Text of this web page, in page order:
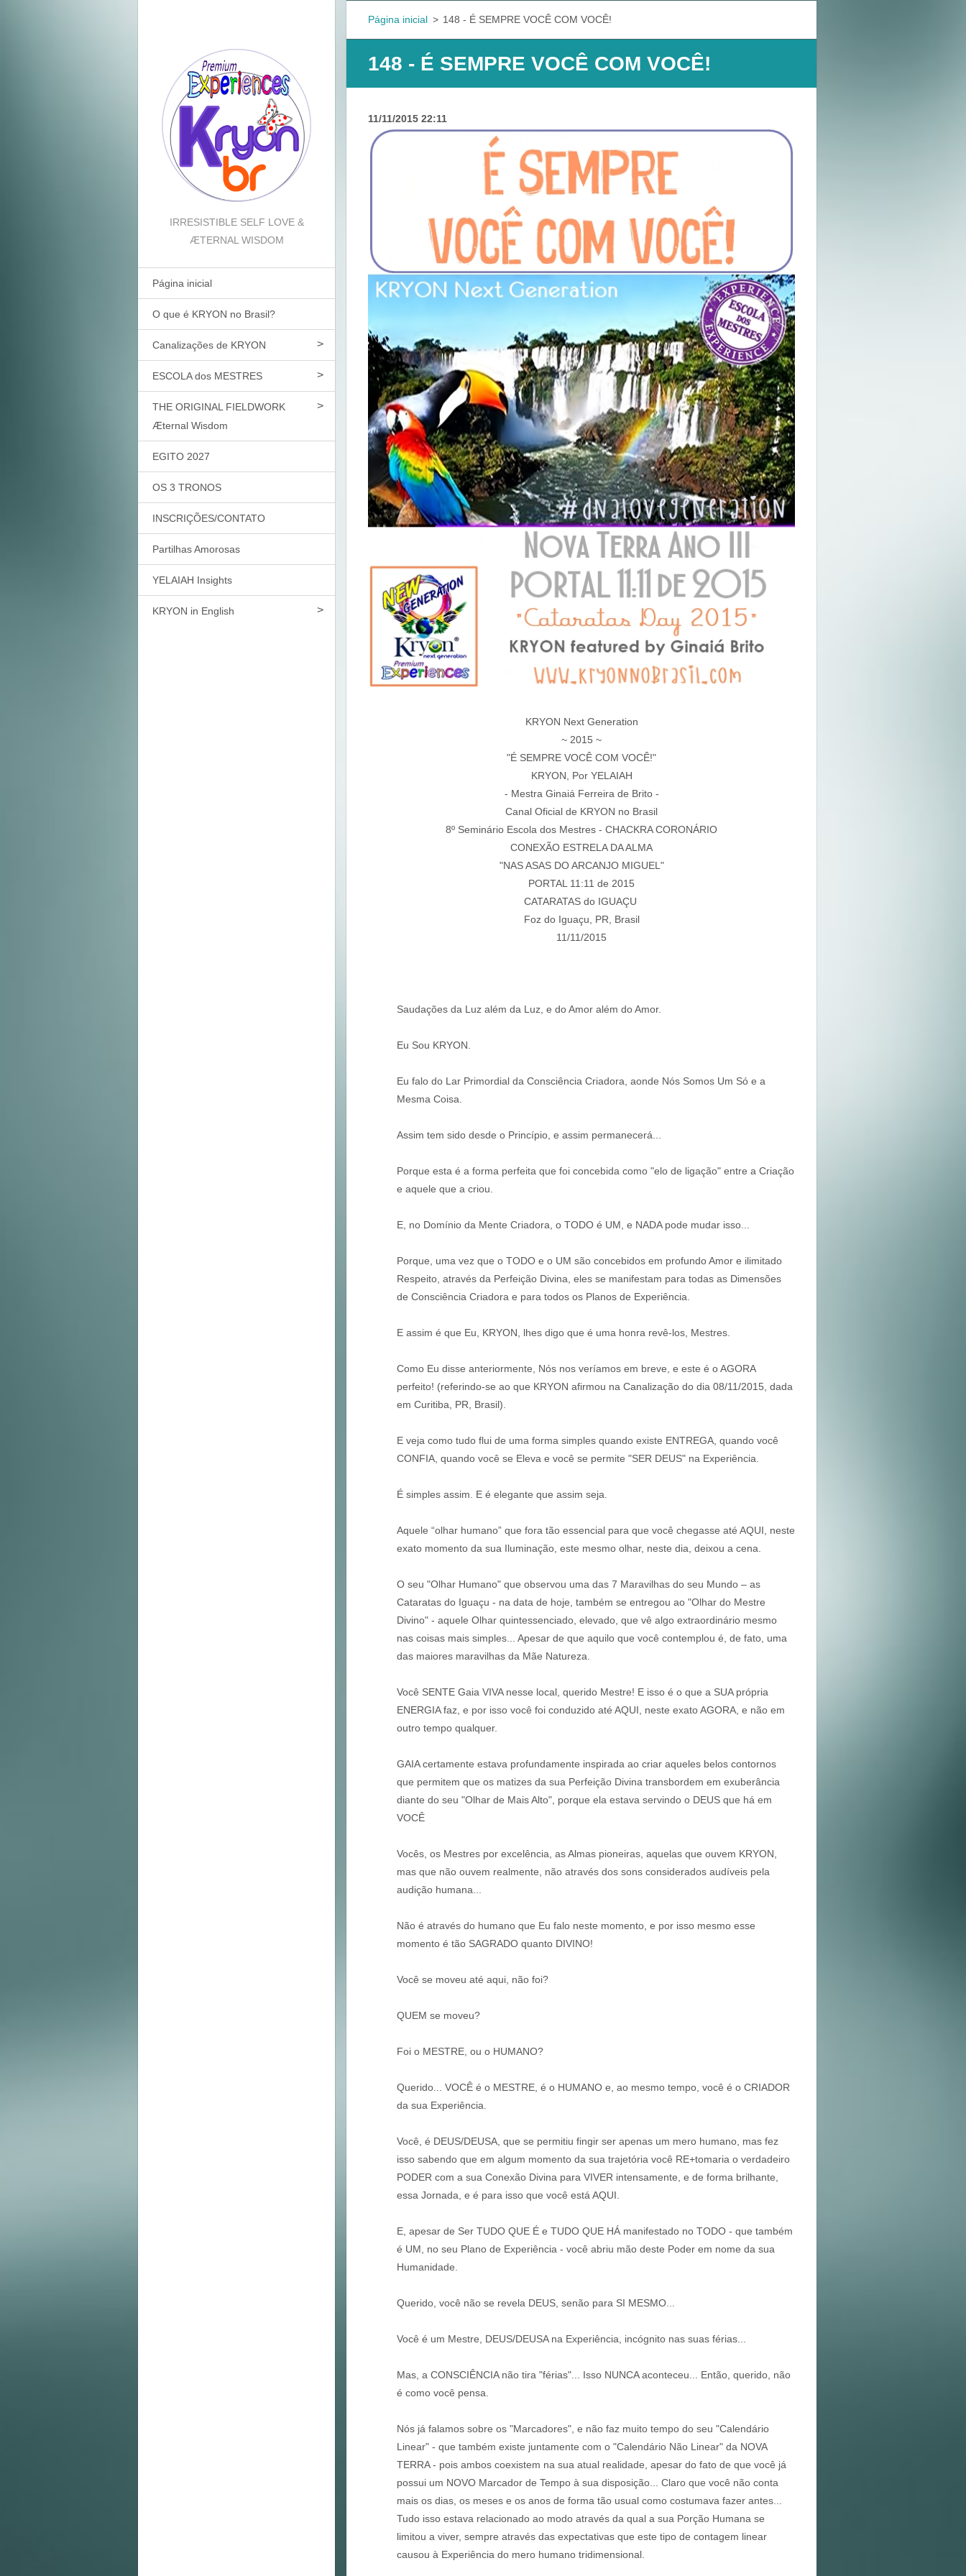
IRRESISTIBLE SELF LOVE &
ÆTERNAL WISDOM
Página inicial
O que é KRYON no Brasil?
Canalizações de KRYON
ESCOLA dos MESTRES
THE ORIGINAL FIELDWORK
Æternal Wisdom
EGITO 2027
OS 3 TRONOS
INSCRIÇÕES/CONTATO
Partilhas Amorosas
YELAIAH Insights
KRYON in English
Página inicial > 148 - É SEMPRE VOCÊ COM VOCÊ!
148 - É SEMPRE VOCÊ COM VOCÊ!
11/11/2015 22:11
KRYON Next Generation
~ 2015 ~
"É SEMPRE VOCÊ COM VOCÊ!"
KRYON, Por YELAIAH
- Mestra Ginaiá Ferreira de Brito -
Canal Oficial de KRYON no Brasil
8º Seminário Escola dos Mestres - CHACKRA CORONÁRIO
CONEXÃO ESTRELA DA ALMA
"NAS ASAS DO ARCANJO MIGUEL"
PORTAL 11:11 de 2015
CATARATAS do IGUAÇU
Foz do Iguaçu, PR, Brasil
11/11/2015
Saudações da Luz além da Luz, e do Amor além do Amor.
Eu Sou KRYON.
Eu falo do Lar Primordial da Consciência Criadora, aonde Nós Somos Um Só e a
Mesma Coisa.
Assim tem sido desde o Princípio, e assim permanecerá...
Porque esta é a forma perfeita que foi concebida como "elo de ligação" entre a Criação
e aquele que a criou.
E, no Domínio da Mente Criadora, o TODO é UM, e NADA pode mudar isso...
Porque, uma vez que o TODO e o UM são concebidos em profundo Amor e ilimitado
Respeito, através da Perfeição Divina, eles se manifestam para todas as Dimensões
de Consciência Criadora e para todos os Planos de Experiência.
E assim é que Eu, KRYON, lhes digo que é uma honra revê-los, Mestres.
Como Eu disse anteriormente, Nós nos veríamos em breve, e este é o AGORA
perfeito! (referindo-se ao que KRYON afirmou na Canalização do dia 08/11/2015, dada
em Curitiba, PR, Brasil).
E veja como tudo flui de uma forma simples quando existe ENTREGA, quando você
CONFIA, quando você se Eleva e você se permite "SER DEUS" na Experiência.
É simples assim. E é elegante que assim seja.
Aquele “olhar humano” que fora tão essencial para que você chegasse até AQUI, neste
exato momento da sua Iluminação, este mesmo olhar, neste dia, deixou a cena.
O seu "Olhar Humano" que observou uma das 7 Maravilhas do seu Mundo – as
Cataratas do Iguaçu - na data de hoje, também se entregou ao "Olhar do Mestre
Divino" - aquele Olhar quintessenciado, elevado, que vê algo extraordinário mesmo
nas coisas mais simples... Apesar de que aquilo que você contemplou é, de fato, uma
das maiores maravilhas da Mãe Natureza.
Você SENTE Gaia VIVA nesse local, querido Mestre! E isso é o que a SUA própria
ENERGIA faz, e por isso você foi conduzido até AQUI, neste exato AGORA, e não em
outro tempo qualquer.
GAIA certamente estava profundamente inspirada ao criar aqueles belos contornos
que permitem que os matizes da sua Perfeição Divina transbordem em exuberância
diante do seu "Olhar de Mais Alto", porque ela estava servindo o DEUS que há em
VOCÊ
Vocês, os Mestres por excelência, as Almas pioneiras, aquelas que ouvem KRYON,
mas que não ouvem realmente, não através dos sons considerados audíveis pela
audição humana...
Não é através do humano que Eu falo neste momento, e por isso mesmo esse
momento é tão SAGRADO quanto DIVINO!
Você se moveu até aqui, não foi?
QUEM se moveu?
Foi o MESTRE, ou o HUMANO?
Querido... VOCÊ é o MESTRE, é o HUMANO e, ao mesmo tempo, você é o CRIADOR
da sua Experiência.
Você, é DEUS/DEUSA, que se permitiu fingir ser apenas um mero humano, mas fez
isso sabendo que em algum momento da sua trajetória você RE+tomaria o verdadeiro
PODER com a sua Conexão Divina para VIVER intensamente, e de forma brilhante,
essa Jornada, e é para isso que você está AQUI.
E, apesar de Ser TUDO QUE É e TUDO QUE HÁ manifestado no TODO - que também
é UM, no seu Plano de Experiência - você abriu mão deste Poder em nome da sua
Humanidade.
Querido, você não se revela DEUS, senão para SI MESMO...
Você é um Mestre, DEUS/DEUSA na Experiência, incógnito nas suas férias...
Mas, a CONSCIÊNCIA não tira "férias"... Isso NUNCA aconteceu... Então, querido, não
é como você pensa.
Nós já falamos sobre os "Marcadores", e não faz muito tempo do seu "Calendário
Linear" - que também existe juntamente com o "Calendário Não Linear" da NOVA
TERRA - pois ambos coexistem na sua atual realidade, apesar do fato de que você já
possui um NOVO Marcador de Tempo à sua disposição... Claro que você não conta
mais os dias, os meses e os anos de forma tão usual como costumava fazer antes...
Tudo isso estava relacionado ao modo através da qual a sua Porção Humana se
limitou a viver, sempre através das expectativas que este tipo de contagem linear
causou à Experiência do mero humano tridimensional.